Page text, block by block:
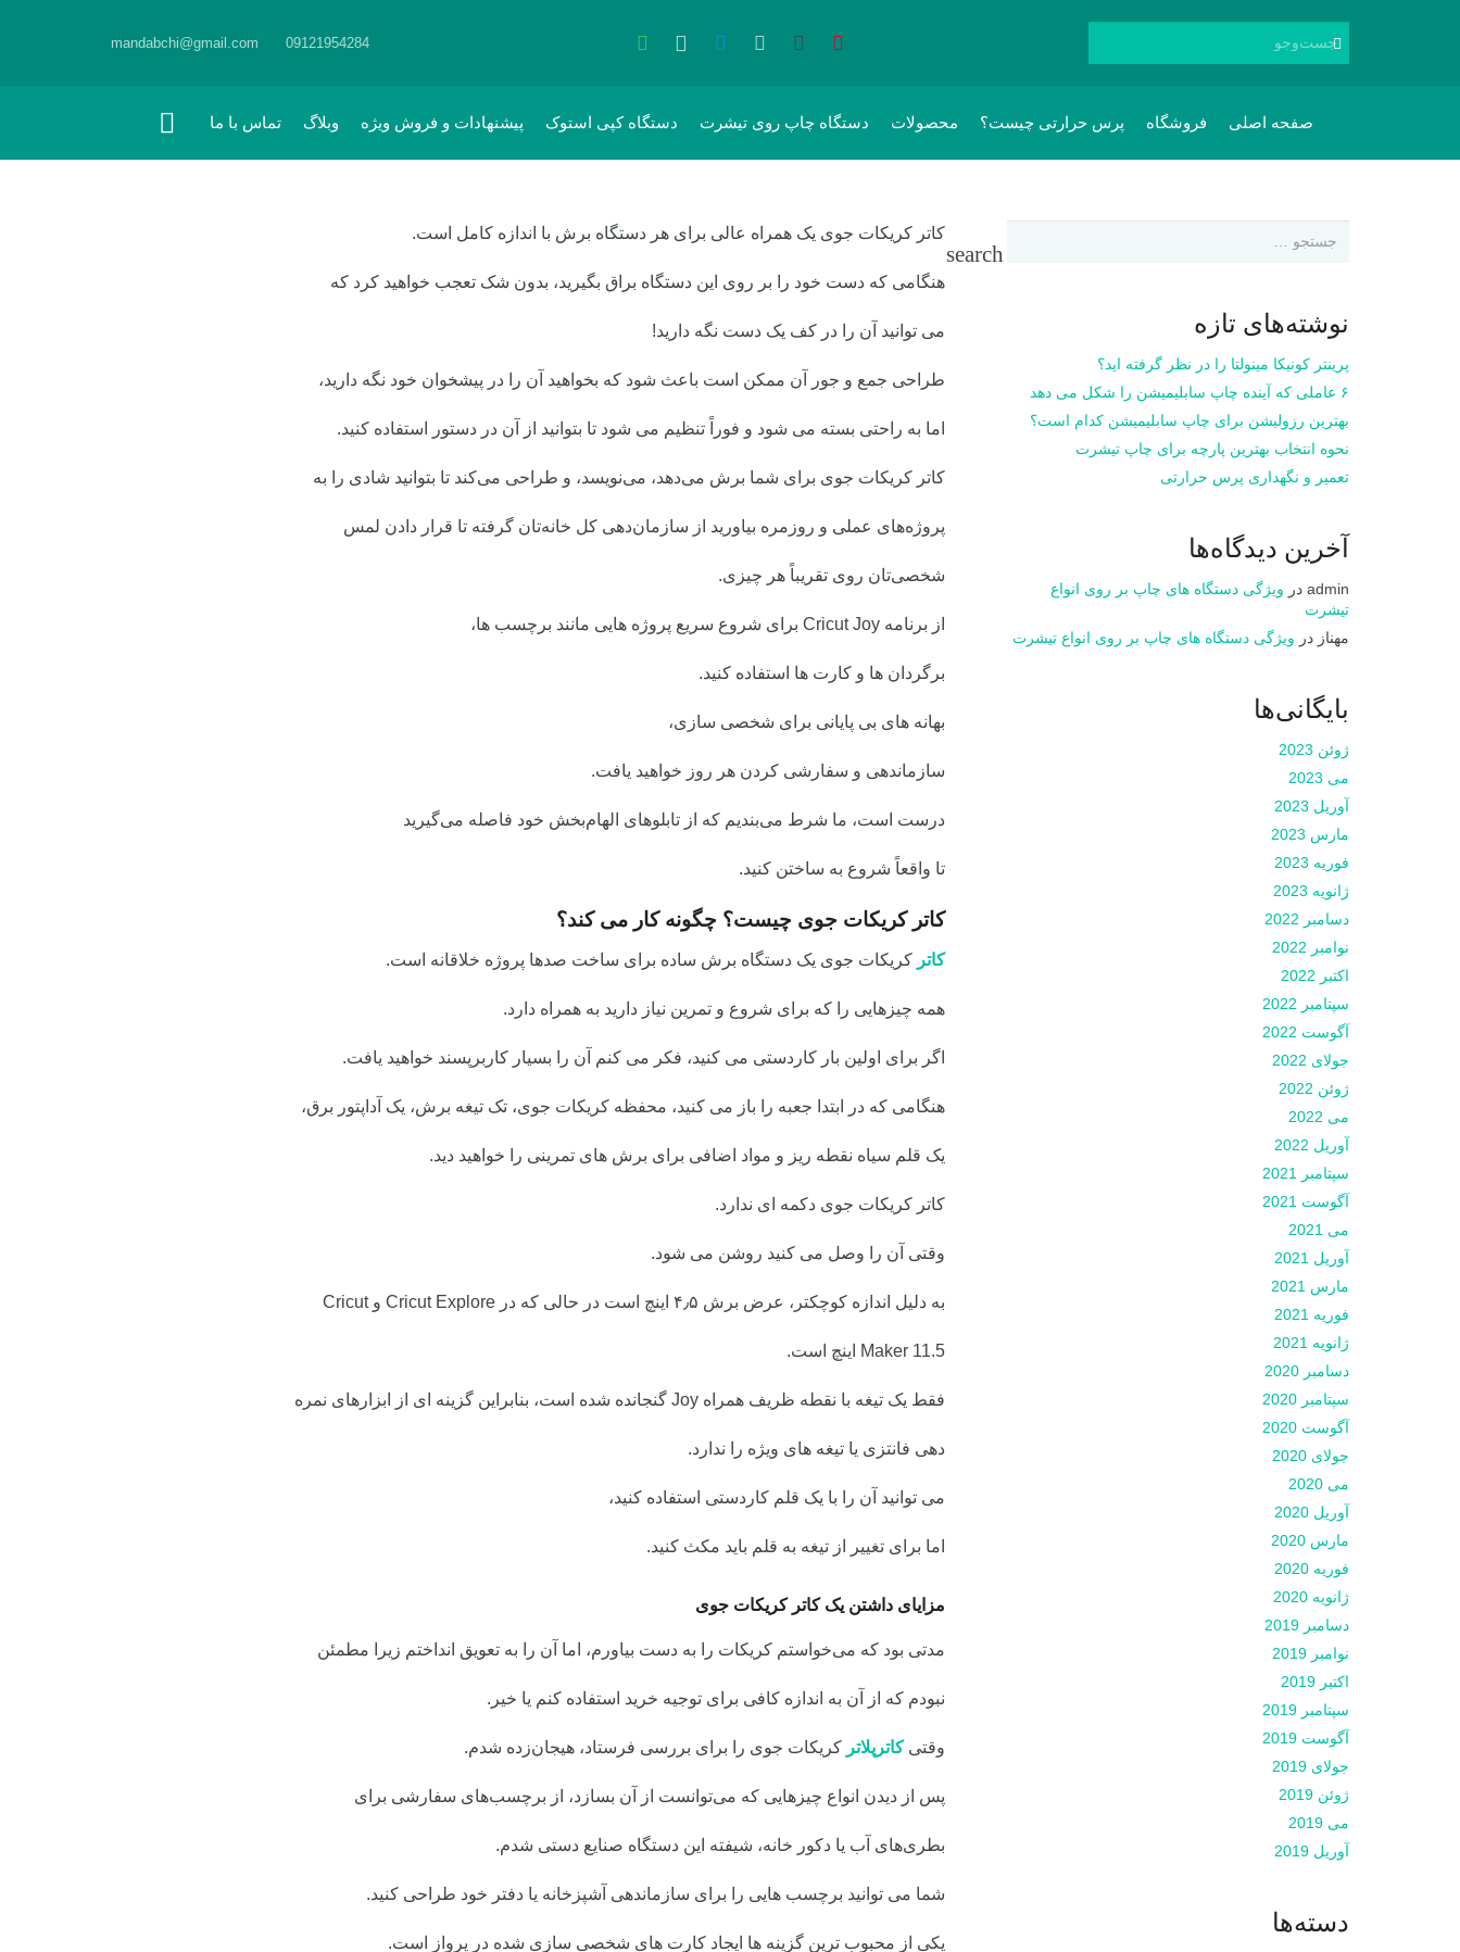
09121954284
mandabchi@gmail.com
صفحه اصلی فروشگاه پرس حرارتی چیست؟ محصولات دستگاه چاپ روی تیشرت دستگاه کپی استوک پیشنهادات و فروش ویژه وبلاگ تماس با ما
کاتر کریکات جوی یک همراه عالی برای هر دستگاه برش با اندازه کامل است.
هنگامی که دست خود را بر روی این دستگاه براق بگیرید، بدون شک تعجب خواهید کرد که
می توانید آن را در کف یک دست نگه دارید!
طراحی جمع و جور آن ممکن است باعث شود که بخواهید آن را در پیشخوان خود نگه دارید،
اما به راحتی بسته می شود و فوراً تنظیم می شود تا بتوانید از آن در دستور استفاده کنید.
کاتر کریکات جوی برای شما برش می‌دهد، می‌نویسد، و طراحی می‌کند تا بتوانید شادی را به
پروژه‌های عملی و روزمره بیاورید از سازمان‌دهی کل خانه‌تان گرفته تا قرار دادن لمس
شخصی‌تان روی تقریباً هر چیزی.
از برنامه Cricut Joy برای شروع سریع پروژه هایی مانند برچسب ها،
برگردان ها و کارت ها استفاده کنید.
بهانه های بی پایانی برای شخصی سازی،
سازماندهی و سفارشی کردن هر روز خواهید یافت.
درست است، ما شرط می‌بندیم که از تابلوهای الهام‌بخش خود فاصله می‌گیرید
تا واقعاً شروع به ساختن کنید.
کاتر کریکات جوی چیست؟ چگونه کار می کند؟
کاتر کریکات جوی یک دستگاه برش ساده برای ساخت صدها پروژه خلاقانه است.
همه چیزهایی را که برای شروع و تمرین نیاز دارید به همراه دارد.
اگر برای اولین بار کاردستی می کنید، فکر می کنم آن را بسیار کاربرپسند خواهید یافت.
هنگامی که در ابتدا جعبه را باز می کنید، محفظه کریکات جوی، تک تیغه برش، یک آداپتور برق،
یک قلم سیاه نقطه ریز و مواد اضافی برای برش های تمرینی را خواهید دید.
کاتر کریکات جوی دکمه ای ندارد.
وقتی آن را وصل می کنید روشن می شود.
به دلیل اندازه کوچکتر، عرض برش ۴٫۵ اینچ است در حالی که در Cricut Explore و Cricut
Maker 11.5 اینچ است.
فقط یک تیغه با نقطه ظریف همراه Joy گنجانده شده است، بنابراین گزینه ای از ابزارهای نمره
دهی فانتزی یا تیغه های ویژه را ندارد.
می توانید آن را با یک قلم کاردستی استفاده کنید،
اما برای تغییر از تیغه به قلم باید مکث کنید.
مزایای داشتن یک کاتر کریکات جوی
مدتی بود که می‌خواستم کریکات را به دست بیاورم، اما آن را به تعویق انداختم زیرا مطمئن
نبودم که از آن به اندازه کافی برای توجیه خرید استفاده کنم یا خیر.
وقتیکاترپلاتر کریکات جوی را برای بررسی فرستاد، هیجان‌زده شدم.
پس از دیدن انواع چیزهایی که می‌توانست از آن بسازد، از برچسب‌های سفارشی برای
بطری‌های آب یا دکور خانه، شیفته این دستگاه صنایع دستی شدم.
شما می توانید برچسب هایی را برای سازماندهی آشپزخانه یا دفتر خود طراحی کنید.
یکی از محبوب ترین گزینه ها ایجاد کارت های شخصی سازی شده در پرواز است.
نوشته‌های تازه
پرینتر کونیکا مینولتا را در نظر گرفته اید؟
۶ عاملی که آینده چاپ سابلیمیشن را شکل می دهد
بهترین رزولیشن برای چاپ سابلیمیشن کدام است؟
نحوه انتخاب بهترین پارچه برای چاپ تیشرت
تعمیر و نگهداری پرس حرارتی
آخرین دیدگاه‌ها
admin در ویژگی دستگاه های چاپ بر روی انواع
تیشرت
مهناز در ویژگی دستگاه های چاپ بر روی انواع تیشرت
بایگانی‌ها
ژوئن 2023
می 2023
آوریل 2023
مارس 2023
فوریه 2023
ژانویه 2023
دسامبر 2022
نوامبر 2022
اکتبر 2022
سپتامبر 2022
آگوست 2022
جولای 2022
ژوئن 2022
می 2022
آوریل 2022
سپتامبر 2021
آگوست 2021
می 2021
آوریل 2021
مارس 2021
فوریه 2021
ژانویه 2021
دسامبر 2020
سپتامبر 2020
آگوست 2020
جولای 2020
می 2020
آوریل 2020
مارس 2020
فوریه 2020
ژانویه 2020
دسامبر 2019
نوامبر 2019
اکتبر 2019
سپتامبر 2019
آگوست 2019
جولای 2019
ژوئن 2019
می 2019
آوریل 2019
دسته‌ها